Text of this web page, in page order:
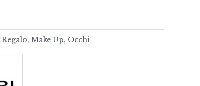
, Make Up, Occhi